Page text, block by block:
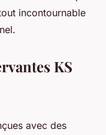
incontournable
KS
avec des